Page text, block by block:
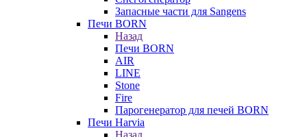
Запасные части для Sangens
Печи BORN
Назад
Печи BORN
AIR
LINE
Stone
Fire
Парогенератор для печей BORN
Печи Harvia
Назад